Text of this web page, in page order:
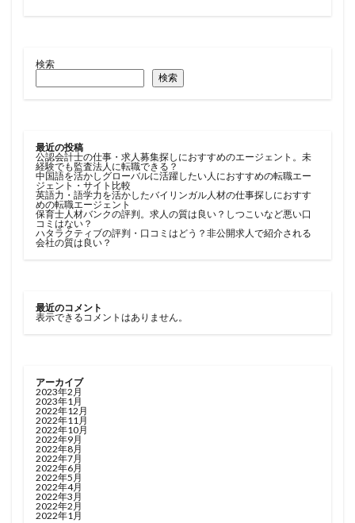
検索
検索
最近の投稿
公認会計士の仕事・求人募集探しにおすすめのエージェント。未
経験でも監査法人に転職できる？
中国語を活かしグローバルに活躍したい人におすすめの転職エー
ジェント・サイト比較
英語力・語学力を活かしたバイリンガル人材の仕事探しにおすす
めの転職エージェント
保育士人材バンクの評判。求人の質は良い？しつこいなど悪い口
コミはない？
ハタラクティブの評判・口コミはどう？非公開求人で紹介される
会社の質は良い？
最近のコメント
表示できるコメントはありません。
アーカイブ
2023年2月
2023年1月
2022年12月
2022年11月
2022年10月
2022年9月
2022年8月
2022年7月
2022年6月
2022年5月
2022年4月
2022年3月
2022年2月
2022年1月